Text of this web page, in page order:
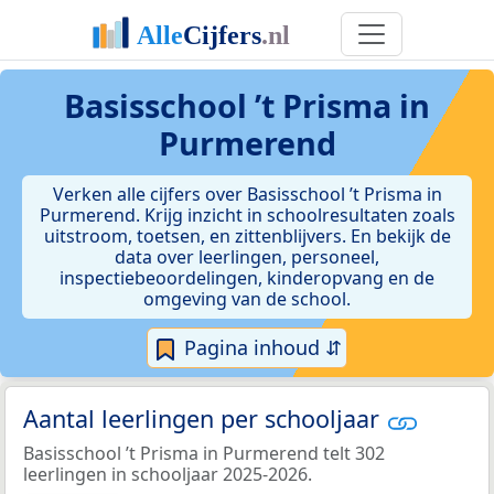
Basisschool ’t Prisma in
Purmerend
Verken alle cijfers over Basisschool ’t Prisma in
Purmerend. Krijg inzicht in schoolresultaten zoals
uitstroom, toetsen, en zittenblijvers. En bekijk de
data over leerlingen, personeel,
inspectiebeoordelingen, kinderopvang en de
omgeving van de school.
Pagina inhoud ⇵
Aantal leerlingen per schooljaar
Basisschool ’t Prisma in Purmerend telt 302
leerlingen in schooljaar 2025-2026.